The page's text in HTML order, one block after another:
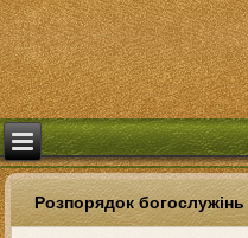
Розпорядок богослужінь